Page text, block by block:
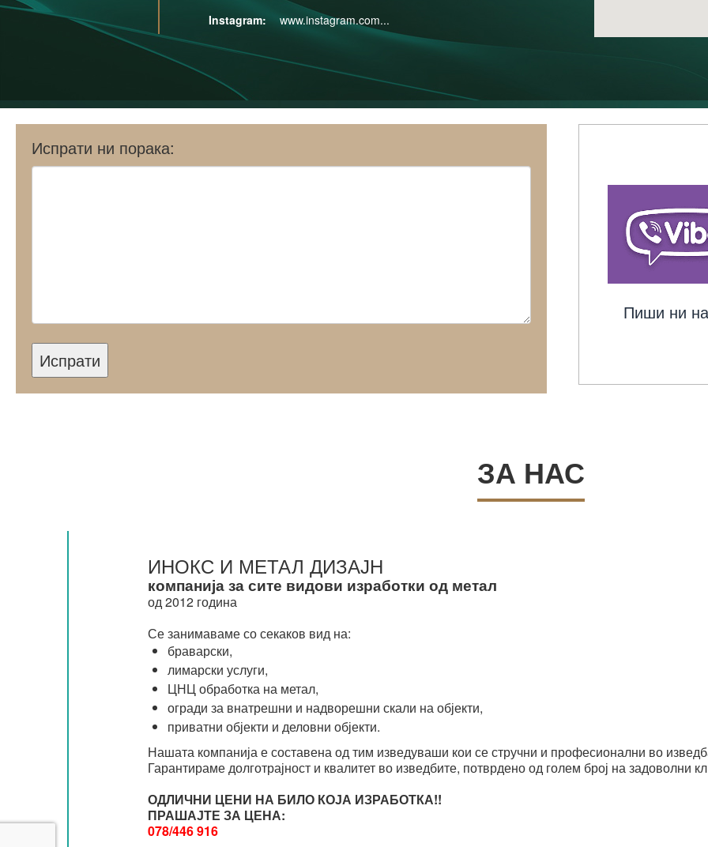
www.instagram.com...
Испрати ни порака:
Испрати
Пиши ни
ЗА НАС
ИНОКС И МЕТАЛ ДИЗАЈН
компанија за сите видови изработки од метал
од 2012 година
Се занимаваме со секаков вид на:
браварски,
лимарски услуги,
ЦНЦ обработка на метал,
огради за внатрешни и надворешни скали на објекти,
приватни објекти и деловни објекти.
Нашата компанија е составена од тим изведуваши кои се стручни и професионални во
Гарантираме долготрајност и квалитет во изведбите, потврдено од голем број на задоволни
ОДЛИЧНИ ЦЕНИ НА БИЛО КОЈА ИЗРАБОТКА!!
ПРАШАЈТЕ ЗА ЦЕНА:
078/446 916